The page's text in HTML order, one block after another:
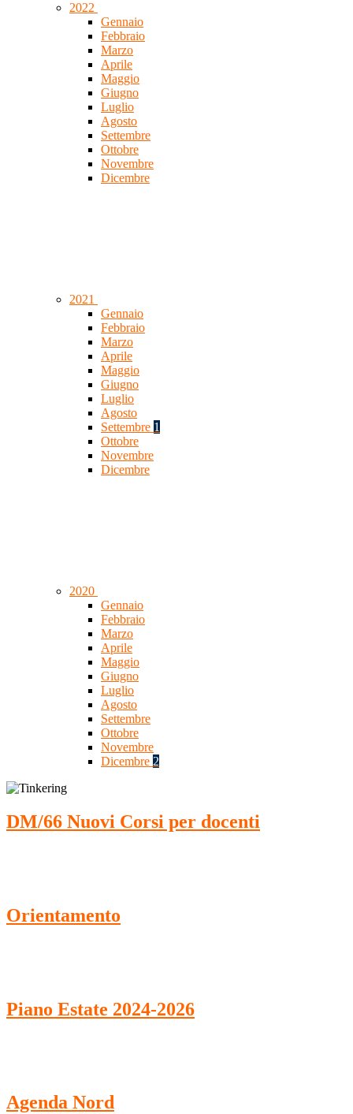
2022
Gennaio
Febbraio
Marzo
Aprile
Maggio
Giugno
Luglio
Agosto
Settembre
Ottobre
Novembre
Dicembre
2021
Gennaio
Febbraio
Marzo
Aprile
Maggio
Giugno
Luglio
Agosto
Settembre 1
Ottobre
Novembre
Dicembre
2020
Gennaio
Febbraio
Marzo
Aprile
Maggio
Giugno
Luglio
Agosto
Settembre
Ottobre
Novembre
Dicembre 2
DM/66 Nuovi Corsi per docenti
Orientamento
Piano Estate 2024-2026
Agenda Nord